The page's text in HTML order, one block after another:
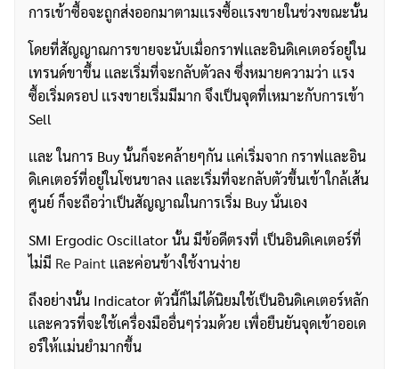
ค้นหา
สำหรับ:
การเข้าซื้อจะถูกส่งออกมาตามเเรงซื้อเเรงขายในช่วงขณะนั้น
โดยที่สัญญาณการขายจะนับเมื่อกราฟเเละอินดิเคเตอร์อยู่ใน
เทรนด์ขาขึ้น เเละเริ่มที่จะกลับตัวลง ซึ่งหมายความว่า เเรง
ซื้อเริ่มดรอป เเรงขายเริ่มมีมาก จึงเป็นจุดที่เหมาะกับการเข้า
Sell
เเละ ในการ Buy นั้นก็จะคล้ายๆกัน เเค่เริ่มจาก กราฟเเละอิน
ดิเคเตอร์ที่อยู่ในโซนขาลง เเละเริ่มที่จะกลับตัวขึ้นเข้าใกล้เส้น
ศูนย์ ก็จะถือว่าเป็นสัญญาณในการเริ่ม Buy นั่นเอง
SMI Ergodic Oscillator นั้น มีข้อดีตรงที่ เป็นอินดิเคเตอร์ที่
ไม่มี Re Paint เเละค่อนข้างใช้งานง่าย
ถึงอย่างนั้น Indicator ตัวนี้ก็ไม่ได้นิยมใช้เป็นอินดิเคเตอร์หลัก
เเละควรที่จะใช้เครื่องมืออื่นๆร่วมด้วย เพื่อยืนยันจุดเข้าออเด
อร์ให้เเม่นยำมากขึ้น